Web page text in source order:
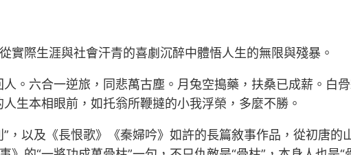
實際生涯與社會汗青的喜劇沉醉中體悟人生的無限與殘暴。
。六合一逆旅，同悲萬古塵。月兔空搗藥，扶桑已成薪。白
生本相眼前，如托翁所鞭撻的小我浮榮，多麼不勝。
，以及《長恨歌》《秦婦吟》如許的長篇敘事作品，從初唐